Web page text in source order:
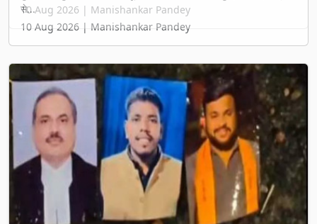
10 Aug 2026 | Manishankar Pandey